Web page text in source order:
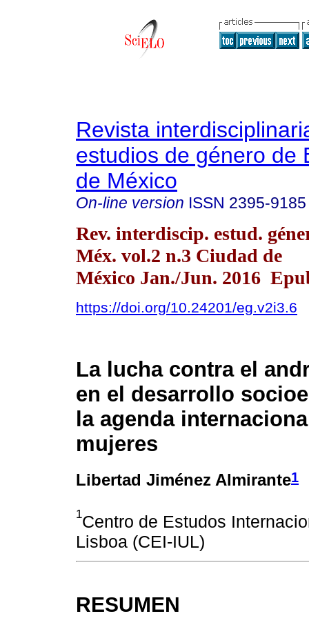
Revista
estudios de género de
de México
On-line version ISSN 2395-9185
Rev. interdiscip. estud.
Méx. vol.2 n.3 Ciudad de
México Jan./Jun. 2016
https://doi.org/10.24201/eg.v2i3.6
La lucha contra el
en el desarrollo
la agenda
mujeres
Libertad Jiménez Almirante1
1Centro de Estudos
Lisboa (CEI-IUL)
RESUMEN